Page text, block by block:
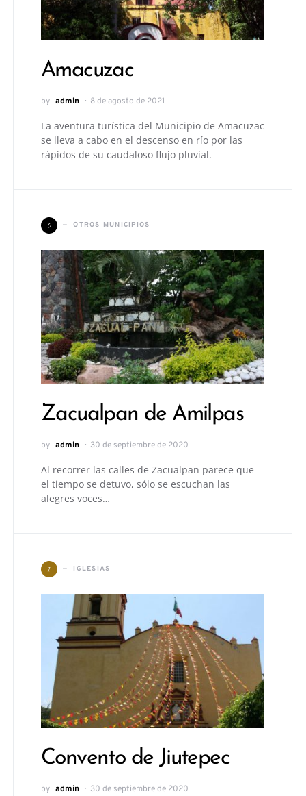
Amacuzac
by admin 8 de agosto de 2021
La aventura turística del Municipio de Amacuzac
se lleva a cabo en el descenso en río por las
rápidos de su caudaloso flujo pluvial.
O OTROS MUNICIPIOS
Zacualpan de Amilpas
by admin 30 de septiembre de 2020
Al recorrer las calles de Zacualpan parece que
el tiempo se detuvo, sólo se escuchan las
alegres voces…
I IGLESIAS
Convento de Jiutepec
by admin 30 de septiembre de 2020